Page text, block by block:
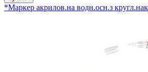
*Маркер акрилов.на водн.осн.з